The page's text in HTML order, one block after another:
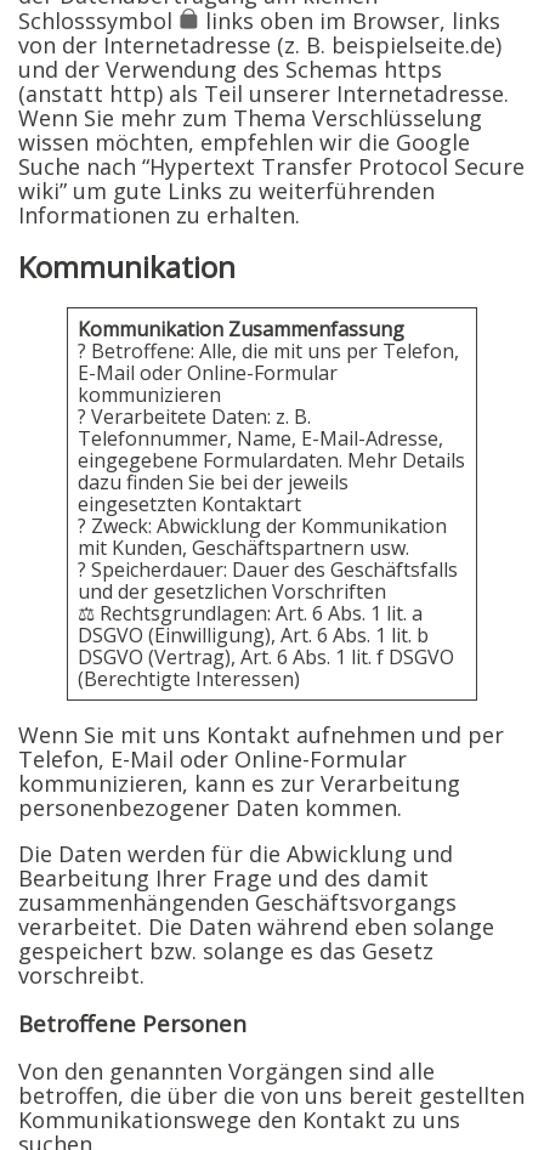
Schlosssymbol
links oben im Browser, links
von der Internetadresse (z. B. beispielseite.de)
und der Verwendung des Schemas https
(anstatt http) als Teil unserer Internetadresse.
Wenn Sie mehr zum Thema Verschlüsselung
wissen möchten, empfehlen wir die Google
Suche nach “Hypertext Transfer Protocol Secure
wiki” um gute Links zu weiterführenden
Informationen zu erhalten.
Kommunikation
Kommunikation Zusammenfassung
? Betroffene: Alle, die mit uns per Telefon,
E-Mail oder Online-Formular
kommunizieren
? Verarbeitete Daten: z. B.
Telefonnummer, Name, E-Mail-Adresse,
eingegebene Formulardaten. Mehr Details
dazu finden Sie bei der jeweils
eingesetzten Kontaktart
? Zweck: Abwicklung der Kommunikation
mit Kunden, Geschäftspartnern usw.
? Speicherdauer: Dauer des Geschäftsfalls
und der gesetzlichen Vorschriften
⚖️ Rechtsgrundlagen: Art. 6 Abs. 1 lit. a
DSGVO (Einwilligung), Art. 6 Abs. 1 lit. b
DSGVO (Vertrag), Art. 6 Abs. 1 lit. f DSGVO
(Berechtigte Interessen)
Wenn Sie mit uns Kontakt aufnehmen und per
Telefon, E-Mail oder Online-Formular
kommunizieren, kann es zur Verarbeitung
personenbezogener Daten kommen.
Die Daten werden für die Abwicklung und
Bearbeitung Ihrer Frage und des damit
zusammenhängenden Geschäftsvorgangs
verarbeitet. Die Daten während eben solange
gespeichert bzw. solange es das Gesetz
vorschreibt.
Betroffene Personen
Von den genannten Vorgängen sind alle
betroffen, die über die von uns bereit gestellten
Kommunikationswege den Kontakt zu uns
suchen.